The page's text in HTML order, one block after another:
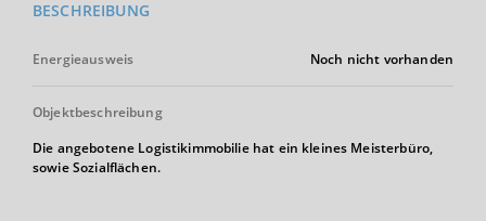
BESCHREIBUNG
Energieausweis Noch nicht vorhanden
Objektbeschreibung
Die angebotene Logistikimmobilie hat ein kleines Meisterbüro,
sowie Sozialflächen.